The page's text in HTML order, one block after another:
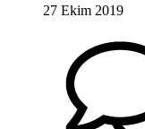
27 Ekim 2019